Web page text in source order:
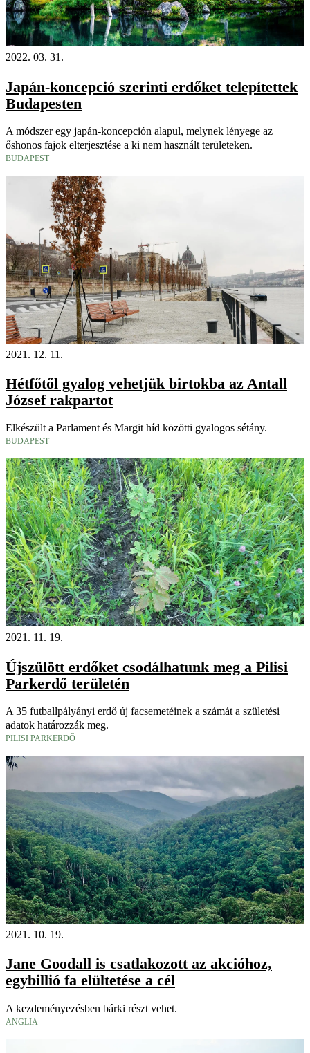
2022. 03. 31.
Japán-koncepció szerinti erdőket telepítettek
Budapesten
A módszer egy japán-koncepción alapul, melynek lényege az
őshonos fajok elterjesztése a ki nem használt területeken.
BUDAPEST
2021. 12. 11.
Hétfőtől gyalog vehetjük birtokba az Antall
József rakpartot
Elkészült a Parlament és Margit híd közötti gyalogos sétány.
BUDAPEST
2021. 11. 19.
Újszülött erdőket csodálhatunk meg a Pilisi
Parkerdő területén
A 35 futballpályányi erdő új facsemetéinek a számát a születési
adatok határozzák meg.
PILISI PARKERDŐ
2021. 10. 19.
Jane Goodall is csatlakozott az akcióhoz,
egybillió fa elültetése a cél
A kezdeményezésben bárki részt vehet.
ANGLIA